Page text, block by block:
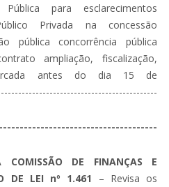
para esclarecimentos
Privada na concessão
pública concorrência pública
ampliação, fiscalização,
antes do dia 15 de
--------------------------------------
COMISSÃO DE FINANÇAS E
DE LEI nº 1.461
– Revisa os